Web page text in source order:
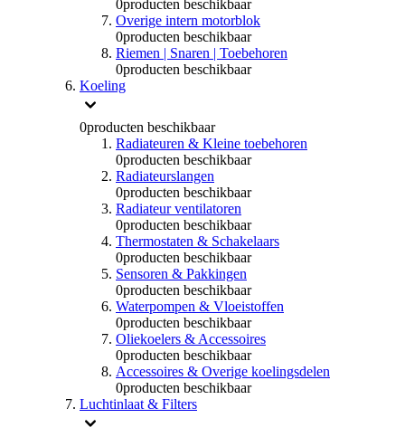
0producten beschikbaar
Overige intern motorblok
0producten beschikbaar
Riemen | Snaren | Toebehoren
0producten beschikbaar
Koeling
0producten beschikbaar
Radiateuren & Kleine toebehoren
0producten beschikbaar
Radiateurslangen
0producten beschikbaar
Radiateur ventilatoren
0producten beschikbaar
Thermostaten & Schakelaars
0producten beschikbaar
Sensoren & Pakkingen
0producten beschikbaar
Waterpompen & Vloeistoffen
0producten beschikbaar
Oliekoelers & Accessoires
0producten beschikbaar
Accessoires & Overige koelingsdelen
0producten beschikbaar
Luchtinlaat & Filters